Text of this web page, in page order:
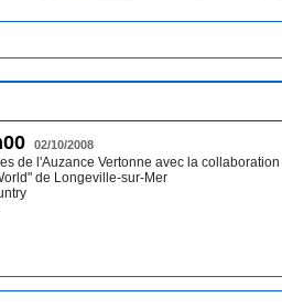
02/10/2008
de l'Auzance Vertonne avec la
de Longeville-sur-Mer